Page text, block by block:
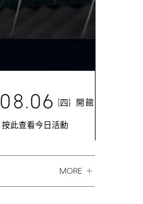
08.06 [四] 開館
按此查看今日活動
MORE